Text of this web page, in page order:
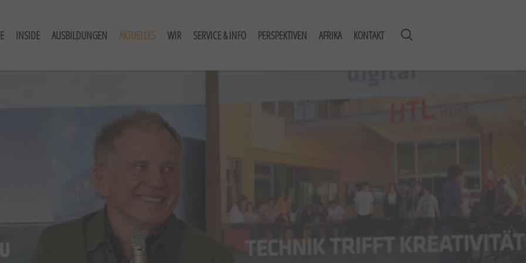
INSIDE AUSBILDUNGEN AKTUELLES WIR SERVICE & INFO PERSPEKTIVEN AFRIKA KONTAKT